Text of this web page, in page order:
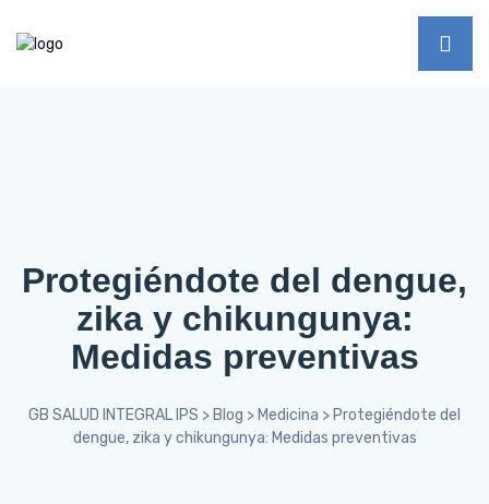
Protegiéndote del dengue,
zika y chikungunya:
Medidas preventivas
GB SALUD INTEGRAL IPS > Blog > Medicina > Protegiéndote del
dengue, zika y chikungunya: Medidas preventivas